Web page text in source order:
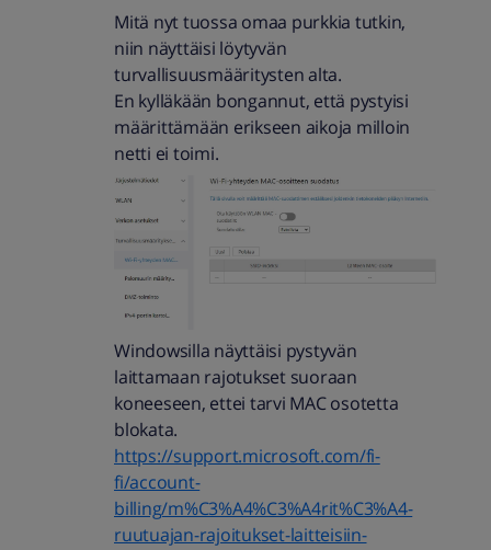
Mitä nyt tuossa omaa purkkia tutkin,
niin näyttäisi löytyvän
turvallisuusmääritysten alta.
En kylläkään bongannut, että pystyisi
määrittämään erikseen aikoja milloin
netti ei toimi.
Windowsilla näyttäisi pystyvän
laittamaan rajotukset suoraan
koneeseen, ettei tarvi MAC osotetta
blokata.
https://support.microsoft.com/fi-
fi/account-
billing/m%C3%A4%C3%A4rit%C3%A4-
ruutuajan-rajoitukset-laitteisiin-